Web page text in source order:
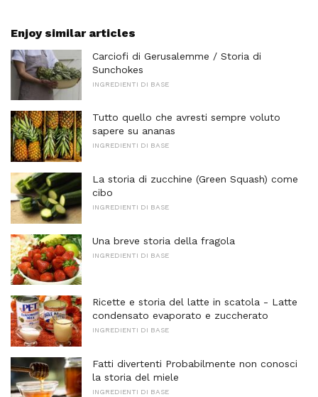
Enjoy similar articles
Carciofi di Gerusalemme / Storia di
Sunchokes
INGREDIENTI DI BASE
Tutto quello che avresti sempre voluto
sapere su ananas
INGREDIENTI DI BASE
La storia di zucchine (Green Squash) come
cibo
INGREDIENTI DI BASE
Una breve storia della fragola
INGREDIENTI DI BASE
Ricette e storia del latte in scatola - Latte
condensato evaporato e zuccherato
INGREDIENTI DI BASE
Fatti divertenti Probabilmente non conosci
la storia del miele
INGREDIENTI DI BASE